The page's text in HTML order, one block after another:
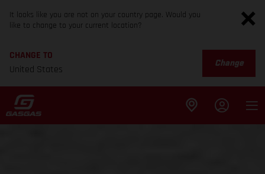
It looks like you are not on your country page. Would you
like to change to your current location?
CHANGE TO
United States
Change